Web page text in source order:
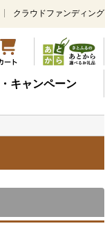
クラウドファンディング
キャンペーン